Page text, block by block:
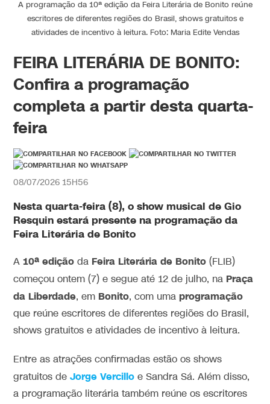
A programação da 10ª edição da Feira Literária de Bonito reúne
escritores de diferentes regiões do Brasil, shows gratuitos e
atividades de incentivo à leitura. Foto: Maria Edite Vendas
FEIRA LITERÁRIA DE BONITO:
Confira a programação
completa a partir desta quarta-
feira
08/07/2026 15H56
Nesta quarta-feira (8), o show musical de Gio
Resquin estará presente na programação da
Feira Literária de Bonito
A10ª edição da Feira Literária de Bonito (FLIB)
começou ontem (7) e segue até 12 de julho, na Praça
da Liberdade, em Bonito, com umaprogramação
que reúne escritores de diferentes regiões do Brasil,
shows gratuitos e atividades de incentivo à leitura.
Entre as atrações confirmadas estão os shows
gratuitos deJorge Vercillo e Sandra Sá. Além disso,
a programação literária também reúne os escritores